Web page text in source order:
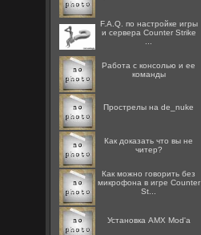
F.A.Q. по настройке игры
и сервера Counter Strike
Работа с консолью и ее
команды
Прострелы на de_nuke
Как доказать что вы не
читер?
Как можно говорить без
микрофона в игре Counter
St...
Установка AMX Mod'a